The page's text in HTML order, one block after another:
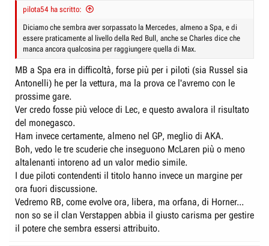
pilota54 ha scritto:
Diciamo che sembra aver sorpassato la Mercedes, almeno a Spa, e di
essere praticamente al livello della Red Bull, anche se Charles dice che
manca ancora qualcosina per raggiungere quella di Max.
MB a Spa era in difficoltà, forse più per i piloti (sia Russel sia
Antonelli) he per la vettura, ma la prova ce l'avremo con le
prossime gare.
Ver credo fosse più veloce di Lec, e questo avvalora il risultato
del monegasco.
Ham invece certamente, almeno nel GP, meglio di AKA.
Boh, vedo le tre scuderie che inseguono McLaren più o meno
altalenanti intoreno ad un valor medio simile.
I due piloti contendenti il titolo hanno invece un margine per
ora fuori discussione.
Vedremo RB, come evolve ora, libera, ma orfana, di Horner...
non so se il clan Verstappen abbia il giusto carisma per gestire
il potere che sembra essersi attribuito.